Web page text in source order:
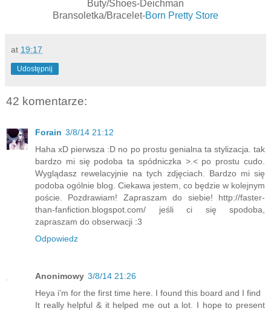
Buty/Shoes-Deichman
Bransoletka/Bracelet-Born Pretty Store
at 19:17
Udostępnij
42 komentarze:
Forain 3/8/14 21:12
Haha xD pierwsza :D no po prostu genialna ta stylizacja. tak
bardzo mi się podoba ta spódniczka >.< po prostu cudo.
Wyglądasz rewelacyjnie na tych zdjęciach. Bardzo mi się
podoba ogólnie blog. Ciekawa jestem, co będzie w kolejnym
poście. Pozdrawiam! Zapraszam do siebie! http://faster-
than-fanfiction.blogspot.com/ jeśli ci się spodoba,
zapraszam do obserwacji :3
Odpowiedz
Anonimowy 3/8/14 21:26
Heya i'm for the first time here. I found this board and I find
It really helpful & it helped me out a lot. I hope to present